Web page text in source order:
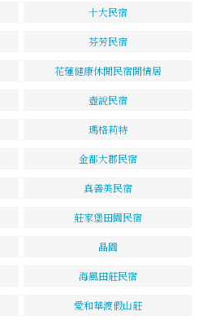
十大民宿
芬芳民宿
花蓮健康休閒民宿閒情居
壺說民宿
瑪格莉特
金都大郡民宿
真善美民宿
莊家堡田園民宿
晶園
海風田莊民宿
愛和華渡假山莊